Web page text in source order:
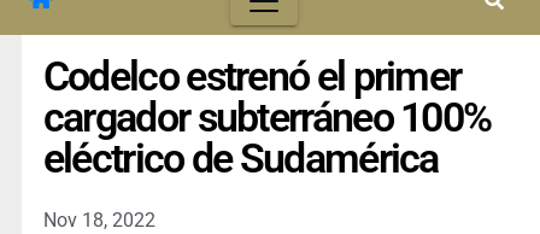
Codelco estrenó el primer
cargador subterráneo 100%
eléctrico de Sudamérica
Nov 18, 2022